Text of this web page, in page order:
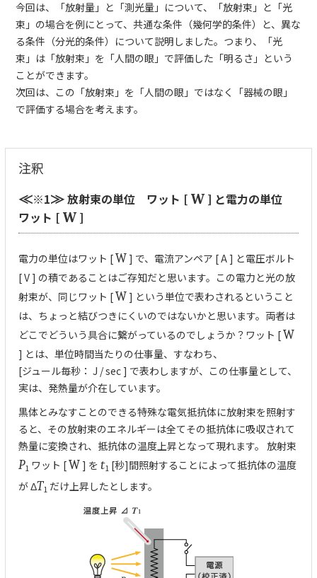
今回は、「放射量」と「測光量」について、「放射束」と「光
束」の場合を例にとって、共通な条件（幾何学的条件）と、異な
る条件（分光的条件）について説明しました。つまり、「光
束」は「放射束」を「人間の眼」で評価した「明るさ」という
ことができます。
次回は、この「放射束」を「人間の眼」ではなく「器械の眼」
で評価する場合を考えます。
注釈
≪※1≫放射束の単位 ワット [ W] と電力の単位
ワット [ W]
電力の単位はワット [W ] で、電流アンペア [ A ] と電圧ボルト
[ V ] の積であることはご存知だと思います。この電力と光の放
射束が、同じワット [W ] という単位で表わされるということ
は、ちょっと結びつきにくいのではないかと思います。両者は
どこでどういう具合に繋がっているのでしょうか？ワット [W
] とは、単位時間当たりの仕事量、すなわち、
[ジュール毎秒： J / sec ] で表わしますが、この仕事量として、
実は、発熱量が介在しています。
黒体とみなすことのできる特殊な電気抵抗体に放射束を照射す
ると、その放射束のエネルギーは全てその抵抗体に吸収されて
熱量に変換され、抵抗体の温度上昇となって現れます。 放射束
P1 ワット [W ] を t1 [秒]間照射することによって抵抗体の温度
が ΔT1 だけ上昇したとします。